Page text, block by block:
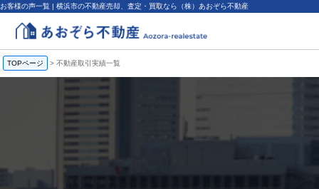
お客様の声一覧 | 横浜市の不動産売却、査定・買取なら（株）あおぞら不動産
TOPページ > 不動産取引実績一覧